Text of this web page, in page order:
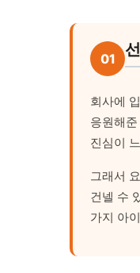
01
회사에
응원해
진심이
그래서
건넬 수
가지 아